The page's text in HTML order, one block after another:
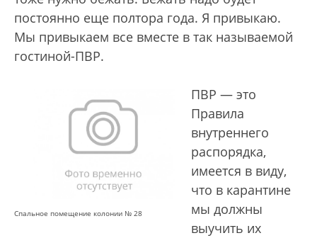
постоянно еще полтора года. Я привыкаю.
Мы привыкаем все вместе в так называемой
гостиной-ПВР.
Спальное помещение колонии № 28
ПВР — это
Правила
внутреннего
распорядка,
имеется в виду,
что в карантине
мы должны
выучить их